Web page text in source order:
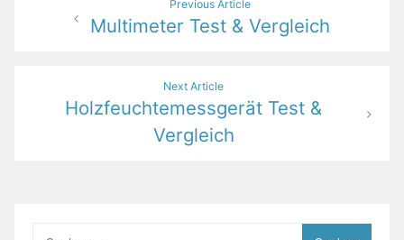
Previous Article
Multimeter Test & Vergleich
Next Article
Holzfeuchtemessgerät Test &
Vergleich